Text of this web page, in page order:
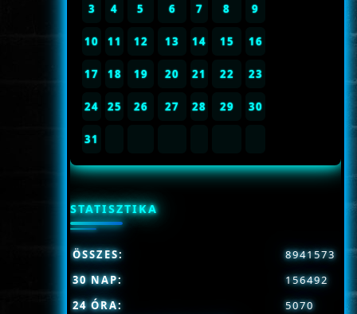
3 4 5 6 7 8 9
10 11 12 13 14 15 16
17 18 19 20 21 22 23
24 25 26 27 28 29 30
31
STATISZTIKA
ÖSSZES:
8941573
30 NAP:
156492
24 ÓRA:
5070